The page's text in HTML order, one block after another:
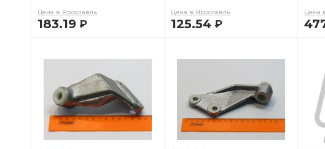
Цена в Ярославль
183.19 Р
Цена в Ярославль
125.54 Р
Цена